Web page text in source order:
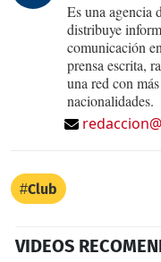
Es una agencia
distribuye
comunicación
prensa escrita,
una red con
nacionalidades.
Club
VIDEOS